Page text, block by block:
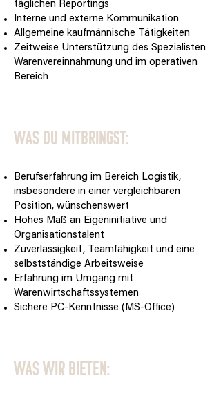
täglichen Reportings
Interne und externe Kommunikation
Allgemeine kaufmännische Tätigkeiten
Zeitweise Unterstützung des Spezialisten
Warenvereinnahmung und im operativen
Bereich
Was DU mitbringst:
Berufserfahrung im Bereich Logistik,
insbesondere in einer vergleichbaren
Position, wünschenswert
Hohes Maß an Eigeninitiative und
Organisationstalent
Zuverlässigkeit, Teamfähigkeit und eine
selbstständige Arbeitsweise
Erfahrung im Umgang mit
Warenwirtschaftssystemen
Sichere PC-Kenntnisse (MS-Office)
Was wir bieten: